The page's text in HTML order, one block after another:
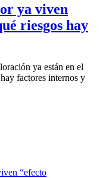
ya viven
riesgos hay
ya están en el
factores internos y